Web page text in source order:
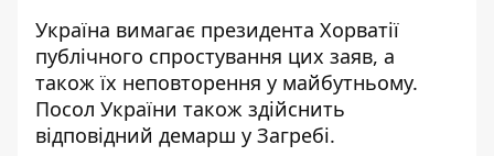
Україна вимагає президента Хорватії
публічного спростування цих заяв, а
також їх неповторення у майбутньому.
Посол України також здійснить
відповідний демарш у Загребі.